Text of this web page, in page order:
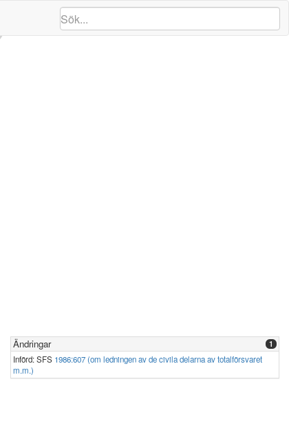
Ändringar 1
Införd: SFS 1986:607 (om ledningen av de civila delarna av totalförsvaret
m.m.)